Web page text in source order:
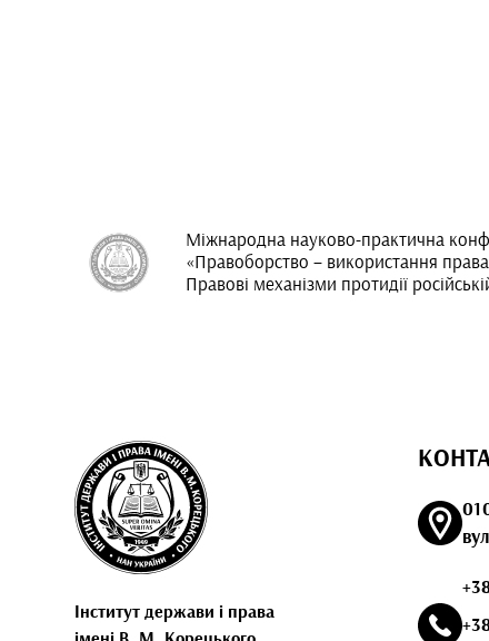
Міжнародна науково-практична
«Правоборство – використання права
Правові механізми протидії
Інститут держави і права